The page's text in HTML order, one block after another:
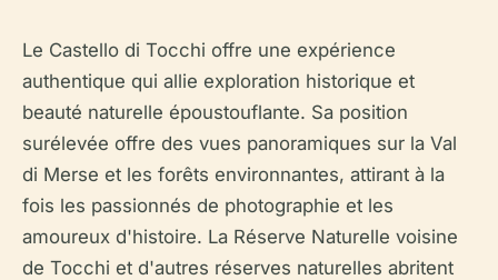
Le Castello di Tocchi offre une expérience
authentique qui allie exploration historique et
beauté naturelle époustouflante. Sa position
surélevée offre des vues panoramiques sur la Val
di Merse et les forêts environnantes, attirant à la
fois les passionnés de photographie et les
amoureux d'histoire. La Réserve Naturelle voisine
de Tocchi et d'autres réserves naturelles abritent